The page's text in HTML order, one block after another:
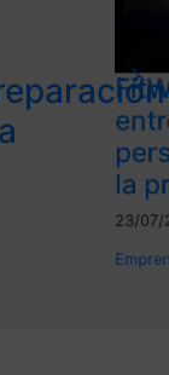
la
23/07/